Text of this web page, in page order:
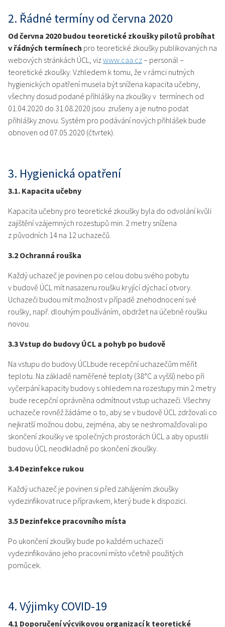
2. Řádné termíny od června 2020
Od června 2020 budou teoretické zkoušky pilotů probíhat
v řádných termínech pro teoretické zkoušky publikovaných na
webových stránkách ÚCL, vizwww.caa.cz– personál –
teoretické zkoušky. Vzhledem k tomu, že v rámci nutných
hygienických opatření musela být snížena kapacita učebny,
všechny dosud podané přihlášky na zkoušky v termínech od
01.04.2020 do 31.08.2020 jsou zrušeny a je nutno podat
přihlášky znovu. Systém pro podávání nových přihlášek bude
obnoven od 07.05.2020 (čtvrtek).
3. Hygienická opatření
3.1. Kapacita učebny
Kapacita učebny pro teoretické zkoušky byla do odvolání kvůli
zajištění vzájemných rozestupů min. 2 metry snížena
z původních 14 na 12 uchazečů.
3.2 Ochranná rouška
Každý uchazeč je povinen po celou dobu svého pobytu
v budově ÚCL mít nasazenu roušku kryjící dýchací otvory.
Uchazeči budou mít možnost v případě znehodnocení své
roušky, např. dlouhým používáním, obdržet na účebně roušku
novou.
3.3 Vstup do budovy ÚCL a pohyb po budově
Na vstupu do budovy ÚCLbude recepční uchazečům měřit
teplotu. Na základě naměřené teploty (38°C a vyšší) nebo při
vyčerpání kapacity budovy s ohledem na rozestupy min 2 metry
bude recepční oprávněna odmítnout vstup uchazeči. Všechny
uchazeče rovněž žádáme o to, aby se v budově ÚCL zdržovali co
nejkratší možnou dobu, zejména, aby se neshromažďovali po
skončení zkoušky ve společných prostorách ÚCL a aby opustili
budovu ÚCL neodkladně po skončení zkoušky.
3.4 Dezinfekce rukou
Každý uchazeč je povinen si před zahájením zkoušky
vydezinfikovat ruce přípravkem, který bude k dispozici.
3.5 Dezinfekce pracovního místa
Po ukončení zkoušky bude po každém uchazeči
vydezinfikováno jeho pracovní místo včetně použitých
pomůcek.
4. Výjimky COVID-19
4.1 Doporučení výcvikovou organizací k teoretické